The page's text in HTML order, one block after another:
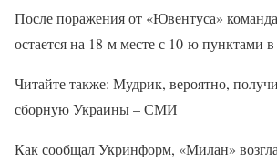
После поражения от «Ювентуса»
остается на 18-м месте с 10-ю пунктами в
Читайте также: Мудрик, вероятно,
сборную Украины – СМИ
Как сообщал Укринформ, «Милан»